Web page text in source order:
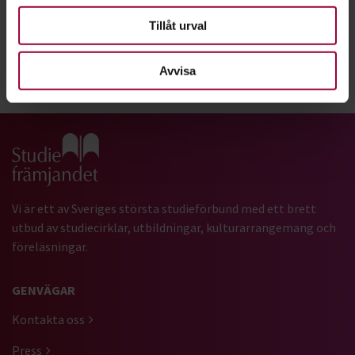
Tillåt urval
Avvisa
folkbildare
Dela: Facebook LinkedIn E-mail
Gå till studiefrämjandets startsida
Vi är ett av Sveriges största studieförbund med ett brett
utbud av studiecirklar, utbildningar, kulturarrangemang och
föreläsningar.
GENVÄGAR
Kontakta oss
Press